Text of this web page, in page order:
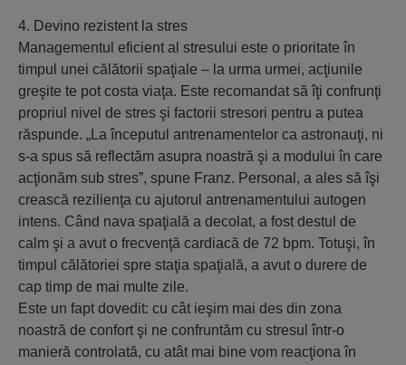
4. Devino rezistent la stres
Managementul eficient al stresului este o prioritate în
timpul unei călătorii spaţiale – la urma urmei, acţiunile
greşite te pot costa viaţa. Este recomandat să îţi confrunţi
propriul nivel de stres şi factorii stresori pentru a putea
răspunde. „La începutul antrenamentelor ca astronauţi, ni
s-a spus să reflectăm asupra noastră şi a modului în care
acţionăm sub stres”, spune Franz. Personal, a ales să îşi
crească rezilienţa cu ajutorul antrenamentului autogen
intens. Când nava spaţială a decolat, a fost destul de
calm şi a avut o frecvenţă cardiacă de 72 bpm. Totuşi, în
timpul călătoriei spre staţia spaţială, a avut o durere de
cap timp de mai multe zile.
Este un fapt dovedit: cu cât ieşim mai des din zona
noastră de confort şi ne confruntăm cu stresul într-o
manieră controlată, cu atât mai bine vom reacţiona în